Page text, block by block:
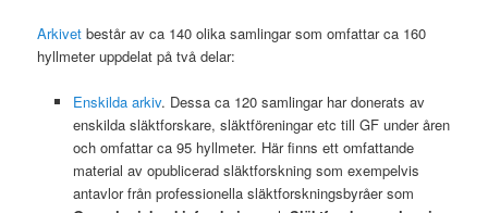
Arkivet består av ca 140 olika samlingar som omfattar ca 160
hyllmeter uppdelat på två delar:
Enskilda arkiv. Dessa ca 120 samlingar har donerats av
enskilda släktforskare, släktföreningar etc till GF under åren
och omfattar ca 95 hyllmeter. Här finns ett omfattande
material av opublicerad släktforskning som exempelvis
antavlor från professionella släktforskningsbyråer som